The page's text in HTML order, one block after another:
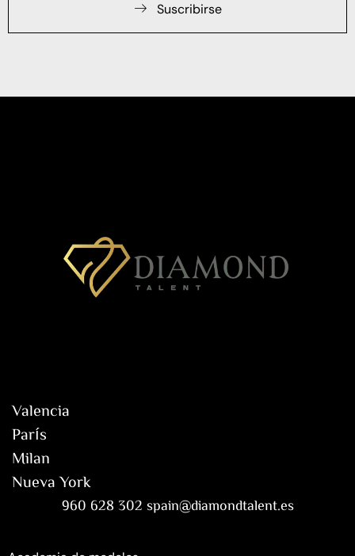
Suscribirse
Valencia
París
Milan
Nueva York
960 628 302 spain@diamondtalent.es